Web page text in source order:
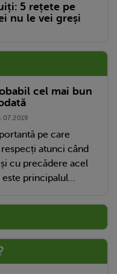
5 rețete pe
nu le vei greși
cel mai bun
pe care
atunci când
cu precădere acel
principalul...